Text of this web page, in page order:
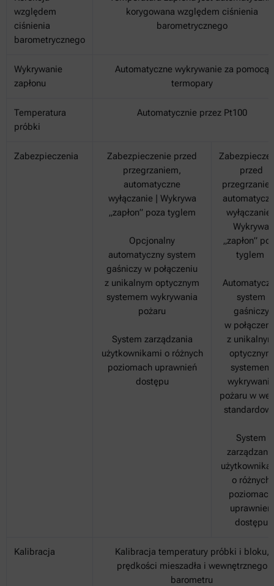
względem
ciśnienia
barometrycznego
korygowana względem ciśnienia
barometrycznego
Wykrywanie
zapłonu
Automatyczne wykrywanie za pomocą
termopary
Temperatura
próbki
Automatycznie przez Pt100
Zabezpieczenia
Zabezpieczenie przed
przegrzaniem,
automatyczne
wyłączanie | Wykrywa
„zapłon” poza tyglem
Opcjonalny
automatyczny system
gaśniczy w połączeniu
z unikalnym optycznym
systemem wykrywania
pożaru
System zarządzania
użytkownikami o różnych
poziomach uprawnień
dostępu
przed
wyłączanie
Wykrywa
„zapłon”
tyglem
system
gaśniczy
w
z
optycznym
systemem
wykrywania
pożaru w
System
o różnych
poziomach
uprawnień
dostępu
Kalibracja
Kalibracja temperatury próbki i bloku,
prędkości mieszadła i wewnętrznego
barometru